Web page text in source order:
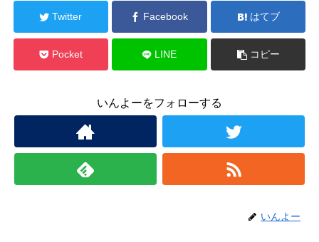
Twitter Facebook はてブ
Pocket LINE コピー
いんよーをフォローする
いんよー